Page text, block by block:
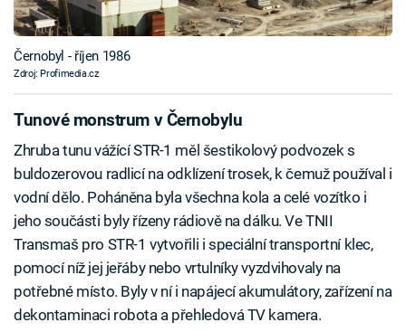
Černobyl - říjen 1986
Zdroj: Profimedia.cz
Tunové monstrum v Černobylu
Zhruba tunu vážící STR-1 měl šestikolový podvozek s
buldozerovou radlicí na odklízení trosek, k čemuž používal i
vodní dělo. Poháněna byla všechna kola a celé vozítko i
jeho součásti byly řízeny rádiově na dálku. Ve TNII
Transmaš pro STR-1 vytvořili i speciální transportní klec,
pomocí níž jej jeřáby nebo vrtulníky vyzdvihovaly na
potřebné místo. Byly v ní i napájecí akumulátory, zařízení na
dekontaminaci robota a přehledová TV kamera.